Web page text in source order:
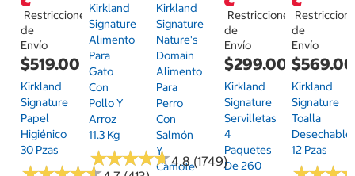
Restricciones
de
Envío
$519.00
Kirkland
Signature
Papel
Higiénico
30 Pzas
Kirkland
Signature
Alimento
Para
Gato
Con
Pollo Y
Arroz
11.3 Kg
★★★★★
★★★★★4.8 (1749)
Kirkland
Signature
Nature's
Domain
Alimento
Para
Perro
Con
Salmón
Y
Camote
Restricciones
de
Envío
$299.00
Kirkland
Signature
Servilletas
4
Paquetes
De 260
de
Envío
$569.00
Kirkland
Signature
Toalla
Desechable
12 Pzas